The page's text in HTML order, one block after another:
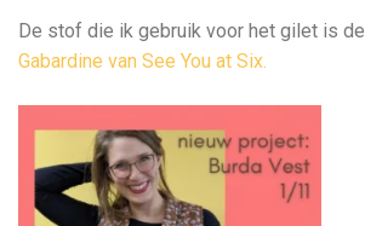
De stof die ik gebruik voor het gilet is de
Gabardine van See You at Six.